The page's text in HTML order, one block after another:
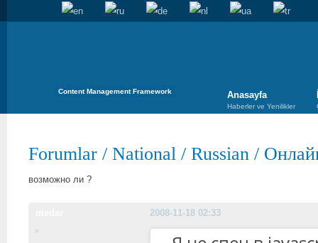
Content Management Framework Anasayfa
Haberler ve Yenilikler
Forumlar / National / Russian /
возможно ли ?
2008-11-18 02:33